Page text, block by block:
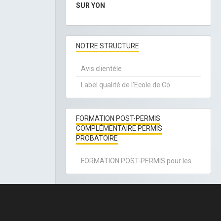
SUR YON
NOTRE STRUCTURE
Avis clientèle
Label qualité de l'Ecole de Co
FORMATION POST-PERMIS
COMPLÉMENTAIRE PERMIS
PROBATOIRE
FORMATION POST-PERMIS pour les